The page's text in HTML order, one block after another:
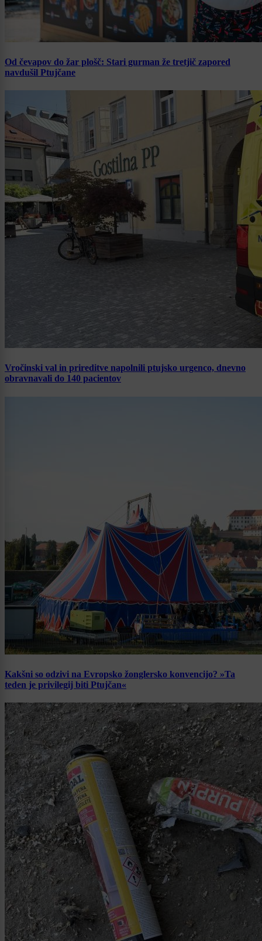
Od čevapov do žar plošč: Stari gurman že tretjič zapored
navdušil Ptujčane
Vročinski val in prireditve napolnili ptujsko urgenco, dnevno
obravnavali do 140 pacientov
Kakšni so odzivi na Evropsko žonglersko konvencijo? »Ta
teden je privilegij biti Ptujčan«